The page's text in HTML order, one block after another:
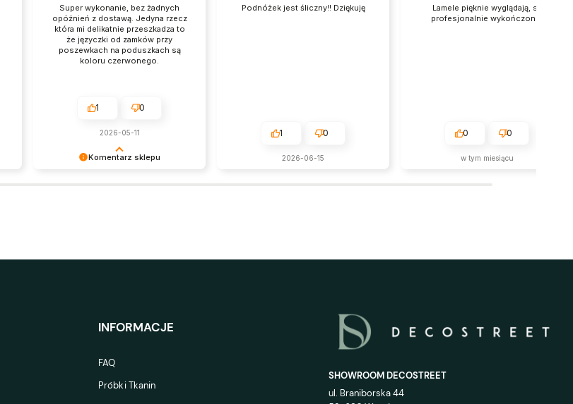
Komentarz sklepu
Super wykonanie, bez żadnych
opóźnień z dostawą. Jedyna rzecz
która mi delikatnie przeszkadza to
że języczki od zamków przy
poszewkach na poduszkach są
koloru czerwonego.
1 0
2026-05-11
Podnóżek jest śliczny!! Dziękuję
1 0
2026-06-15
Lamele pięknie wyglądają, są
profesjonalnie wykończone.
0 0
w tym miesiącu
INFORMACJE
FAQ
Próbki Tkanin
SHOWROOM DECOSTREET
ul. Braniborska 44